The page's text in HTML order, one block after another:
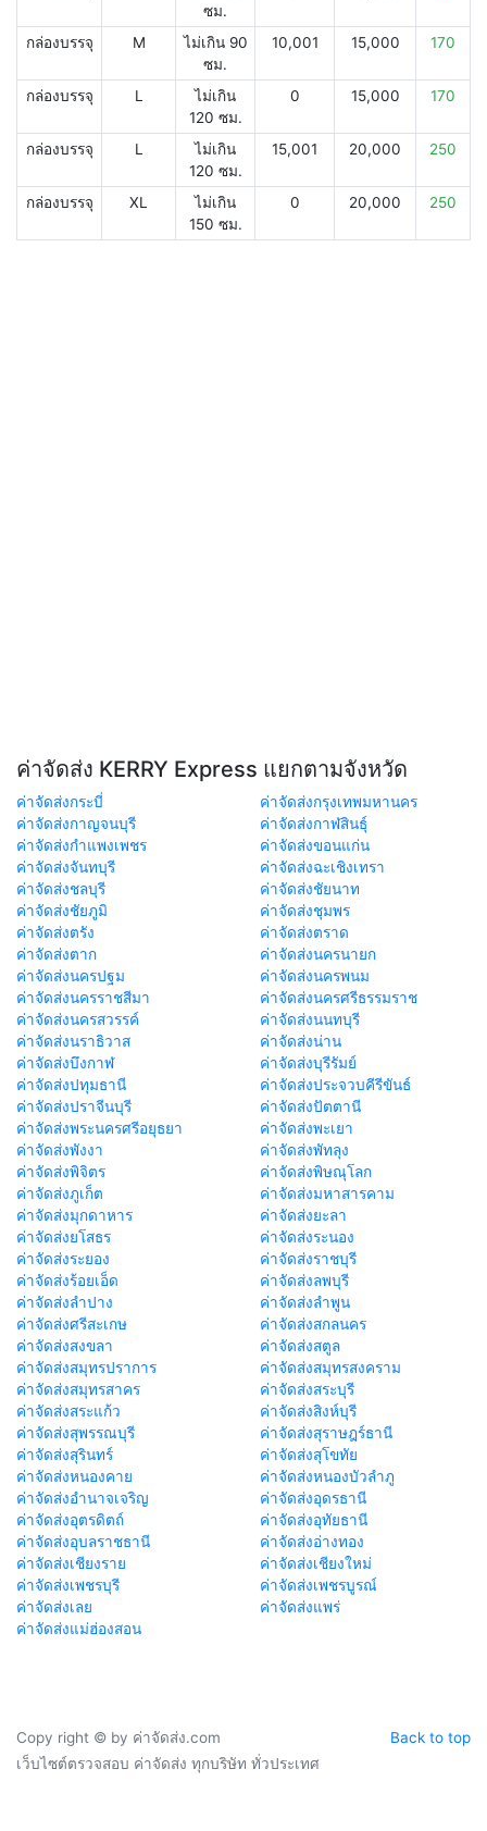
ซม.
กล่องบรรจุ M
ไม่เกิน 90
ซม.
10,001 15,000 170
กล่องบรรจุ L
ไม่เกิน
120 ซม.
0 15,000 170
กล่องบรรจุ L
ไม่เกิน
120 ซม.
15,001 20,000 250
กล่องบรรจุ XL
ไม่เกิน
150 ซม.
0 20,000 250
ค่าจัดส่ง KERRY Express แยกตามจังหวัด
ค่าจัดส่งกระบี่
ค่าจัดส่งกรุงเทพมหานคร
ค่าจัดส่งกาญจนบุรี
ค่าจัดส่งกาฬสินธุ์
ค่าจัดส่งกำแพงเพชร
ค่าจัดส่งขอนแก่น
ค่าจัดส่งจันทบุรี
ค่าจัดส่งฉะเชิงเทรา
ค่าจัดส่งชลบุรี
ค่าจัดส่งชัยนาท
ค่าจัดส่งชัยภูมิ
ค่าจัดส่งชุมพร
ค่าจัดส่งตรัง
ค่าจัดส่งตราด
ค่าจัดส่งตาก
ค่าจัดส่งนครนายก
ค่าจัดส่งนครปฐม
ค่าจัดส่งนครพนม
ค่าจัดส่งนครราชสีมา
ค่าจัดส่งนครศรีธรรมราช
ค่าจัดส่งนครสวรรค์
ค่าจัดส่งนนทบุรี
ค่าจัดส่งนราธิวาส
ค่าจัดส่งน่าน
ค่าจัดส่งบึงกาฬ
ค่าจัดส่งบุรีรัมย์
ค่าจัดส่งปทุมธานี
ค่าจัดส่งประจวบคีรีขันธ์
ค่าจัดส่งปราจีนบุรี
ค่าจัดส่งปัตตานี
ค่าจัดส่งพระนครศรีอยุธยา
ค่าจัดส่งพะเยา
ค่าจัดส่งพังงา
ค่าจัดส่งพัทลุง
ค่าจัดส่งพิจิตร
ค่าจัดส่งพิษณุโลก
ค่าจัดส่งภูเก็ต
ค่าจัดส่งมหาสารคาม
ค่าจัดส่งมุกดาหาร
ค่าจัดส่งยะลา
ค่าจัดส่งยโสธร
ค่าจัดส่งระนอง
ค่าจัดส่งระยอง
ค่าจัดส่งราชบุรี
ค่าจัดส่งร้อยเอ็ด
ค่าจัดส่งลพบุรี
ค่าจัดส่งลำปาง
ค่าจัดส่งลำพูน
ค่าจัดส่งศรีสะเกษ
ค่าจัดส่งสกลนคร
ค่าจัดส่งสงขลา
ค่าจัดส่งสตูล
ค่าจัดส่งสมุทรปราการ
ค่าจัดส่งสมุทรสงคราม
ค่าจัดส่งสมุทรสาคร
ค่าจัดส่งสระบุรี
ค่าจัดส่งสระแก้ว
ค่าจัดส่งสิงห์บุรี
ค่าจัดส่งสุพรรณบุรี
ค่าจัดส่งสุราษฎร์ธานี
ค่าจัดส่งสุรินทร์
ค่าจัดส่งสุโขทัย
ค่าจัดส่งหนองคาย
ค่าจัดส่งหนองบัวลำภู
ค่าจัดส่งอำนาจเจริญ
ค่าจัดส่งอุดรธานี
ค่าจัดส่งอุตรดิตถ์
ค่าจัดส่งอุทัยธานี
ค่าจัดส่งอุบลราชธานี
ค่าจัดส่งอ่างทอง
ค่าจัดส่งเชียงราย
ค่าจัดส่งเชียงใหม่
ค่าจัดส่งเพชรบุรี
ค่าจัดส่งเพชรบูรณ์
ค่าจัดส่งเลย
ค่าจัดส่งแพร่
ค่าจัดส่งแม่ฮ่องสอน
Back to top
Copy right © by ค่าจัดส่ง.com
เว็บไซต์ตรวจสอบ ค่าจัดส่ง ทุกบริษัท ทั่วประเทศ